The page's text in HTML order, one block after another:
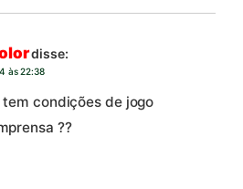
disse:
às 22:38
tem condições de jogo
??